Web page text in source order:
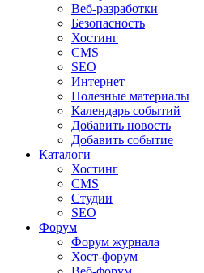
Веб-разработки
Безопасность
Хостинг
CMS
SEO
Интернет
Полезные материалы
Календарь событий
Добавить новость
Добавить событие
Каталоги
Хостинг
CMS
Студии
SEO
Форум
Форум журнала
Хост-форум